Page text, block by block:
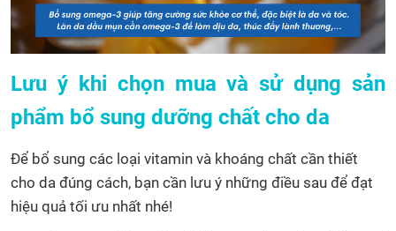
Lưu ý khi chọn mua và sử dụng sản
phẩm bổ sung dưỡng chất cho da
Để bổ sung các loại vitamin và khoáng chất cần thiết
cho da đúng cách, bạn cần lưu ý những điều sau để đạt
hiệu quả tối ưu nhất nhé!